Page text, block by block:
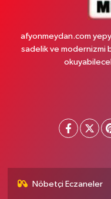
afyonmeydan.com
sadelik ve modernizmi
Nöbetçi Eczaneler